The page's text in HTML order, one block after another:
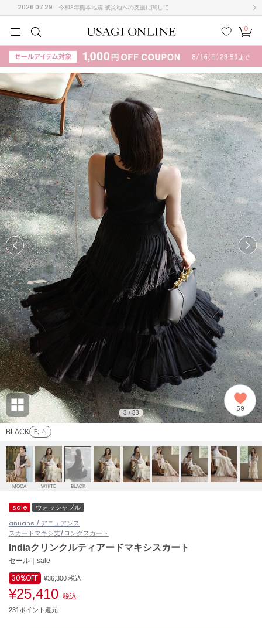
2026.07.29 令和8年熊本地震 被災地への支援に関して
検索
お気
に入
カー
ト
0
KIDSBABYBEAUTYLIFE STYLE
(708)
(3024)
ス/ドレス (1160)
(561)
ームウェア (541)
(121)
(2008)
リー (655)
ョン雑貨 (848)
/ランジェリー (127)
ェア (124)
(121)
KIDSBABYBEAUTYLIFE STYLE
B C D E F G
I J K L M
P Q R S T
W X Y Z
他
ACYM
アシーム
adidas
アディダス
adidas by Stella McCartney
アディダス バイ ステラマッカートニー
ALLISON BROWN
アリソンブラウン
amabro
アマブロ
Ame no chi Hare
アメノチハレ
AMOMMA
アモマ
ánuans
アニュアンス
ànuke
アンヌーク
ASICS
アシックス
Ballelite
バレリット
BLACK F: △
3 / 33 59
MOCA WHITE BLACK
sale
ウォッシャブル
ánuans / アニュアンス
スカート マキシ丈/ロングスカート
Indiaクリンクルティアードマキシスカート
セール｜sale
30%OFF ¥36,300税込
¥25,410 税込
231ポイント還元